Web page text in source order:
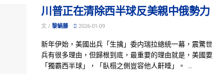
川普正在清除西半球反美親中俄勢力
文 / 黎蝸藤 2026-01-09
新年伊始，美國出兵「生擒」委内瑞拉總統一幕，震驚
兵有很多理由，但歸根到底，最重要的理由就是，美國要
「獨霸西半球」，「臥榻之側豈容他人鼾睡」。 ...